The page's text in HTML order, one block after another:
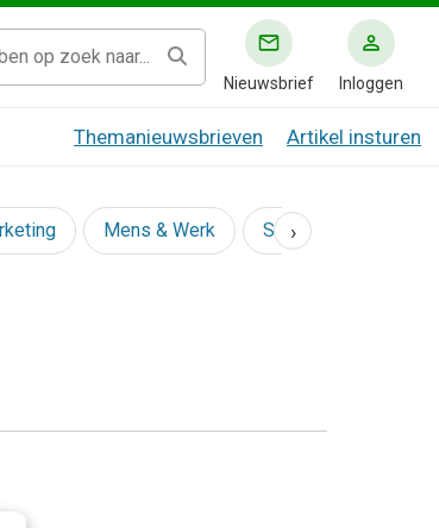
Nieuwsbrief Inloggen
Themanieuwsbrieven Artikel insturen
Mens & Werk Social
›